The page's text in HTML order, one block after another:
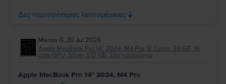
παράδοσης. Σας ευχαριστούμε για την εμπιστοσύνη σας και
ευχόμαστε να το χαρείτε!
Δες περισσότερες λεπτομέρειες
Manos G.,30 Jul 2026
Apple MacBook Pro 14″ 2024, M4 Pro 12 Cores, 24 GB, 16
core GPU, Silver, 512 GB, Σαν καινούργιο
Apple MacBook Pro 14″ 2024, M4 Pro